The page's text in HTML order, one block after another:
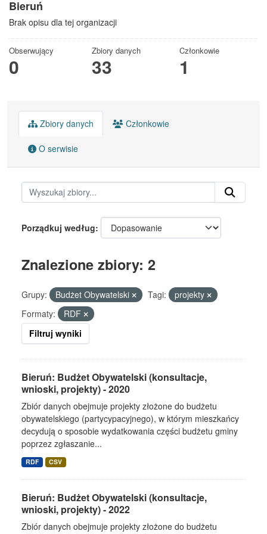
Bieruń
Brak opisu dla tej organizacji
Obserwujący
0
Zbiory danych
33
Członkowie
1
Zbiory danych Członkowie
O serwisie
Porządkuj według
Znalezione zbiory: 2
Grupy: Budżet Obywatelski Tagi:
projekty
Formaty:
RDF
Filtruj wyniki
Bieruń: Budżet Obywatelski (konsultacje,
wnioski, projekty) - 2020
Zbiór danych obejmuje projekty złożone do budżetu
obywatelskiego (partycypacyjnego), w którym mieszkańcy
decydują o sposobie wydatkowania części budżetu gminy
poprzez zgłaszanie...
RDF CSV
Bieruń: Budżet Obywatelski (konsultacje,
wnioski, projekty) - 2022
Zbiór danych obejmuje projekty złożone do budżetu